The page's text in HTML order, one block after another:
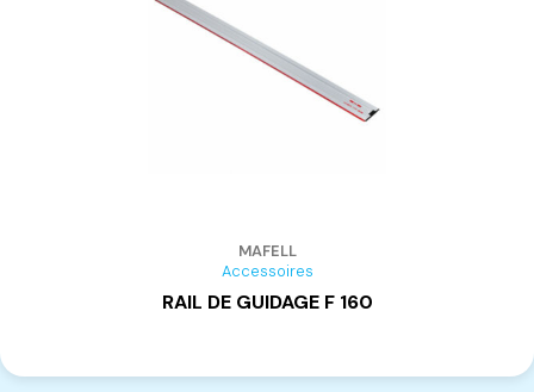
MAFELL
Accessoires
RAIL DE GUIDAGE F 160